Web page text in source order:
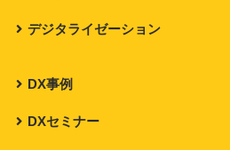
デジタライゼーション
DX事例
DXセミナー